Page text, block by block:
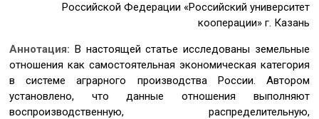
Российской Федерации «Российский университет
кооперации» г. Казань
Аннотация:В настоящей статье исследованы земельные
отношения как самостоятельная экономическая категория
в системе аграрного производства России. Автором
установлено, что данные отношения выполняют
воспроизводственную, распределительную,